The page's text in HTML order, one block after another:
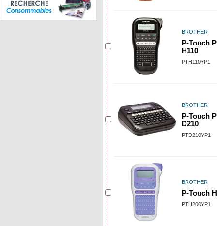
BROTHER
P-Touch
H110
PTH110YP1
BROTHER
P-Touch
D210
PTD210YP1
BROTHER
P-Touch
PTH200YP1